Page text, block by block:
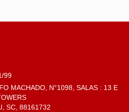
99
MACHADO, N°1098, SALAS : 13 E
SC, 88161732